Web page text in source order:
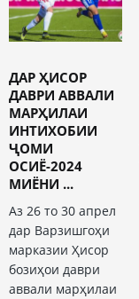
ДАР ҲИСОР
ДАВРИ АВВАЛИ
МАРҲИЛАИ
ИНТИХОБИИ
ҶОМИ
ОСИЁ-2024
МИЁНИ ...
Аз 26 то 30 апрел
дар Варзишгоҳи
марказии Ҳисор
бозиҳои даври
аввали марҳилаи